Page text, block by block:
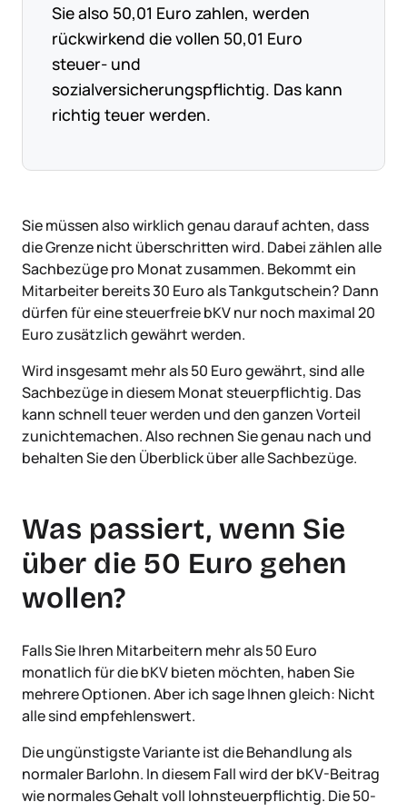
Sie also 50,01 Euro zahlen, werden
rückwirkend die vollen 50,01 Euro
steuer- und
sozialversicherungspflichtig. Das kann
richtig teuer werden.
Sie müssen also wirklich genau darauf achten, dass
die Grenze nicht überschritten wird. Dabei zählen alle
Sachbezüge pro Monat zusammen. Bekommt ein
Mitarbeiter bereits 30 Euro als Tankgutschein? Dann
dürfen für eine steuerfreie bKV nur noch maximal 20
Euro zusätzlich gewährt werden.
Wird insgesamt mehr als 50 Euro gewährt, sind alle
Sachbezüge in diesem Monat steuerpflichtig. Das
kann schnell teuer werden und den ganzen Vorteil
zunichtemachen. Also rechnen Sie genau nach und
behalten Sie den Überblick über alle Sachbezüge.
Was passiert, wenn Sie
über die 50 Euro gehen
wollen?
Falls Sie Ihren Mitarbeitern mehr als 50 Euro
monatlich für die bKV bieten möchten, haben Sie
mehrere Optionen. Aber ich sage Ihnen gleich: Nicht
alle sind empfehlenswert.
Die ungünstigste Variante ist die Behandlung als
normaler Barlohn. In diesem Fall wird der bKV-Beitrag
wie normales Gehalt voll lohnsteuerpflichtig. Die 50-